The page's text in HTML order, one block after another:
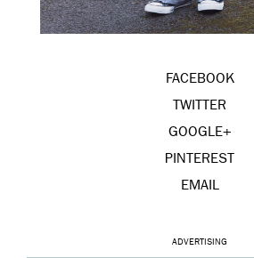
FACEBOOK
TWITTER
GOOGLE+
PINTEREST
EMAIL
ADVERTISING